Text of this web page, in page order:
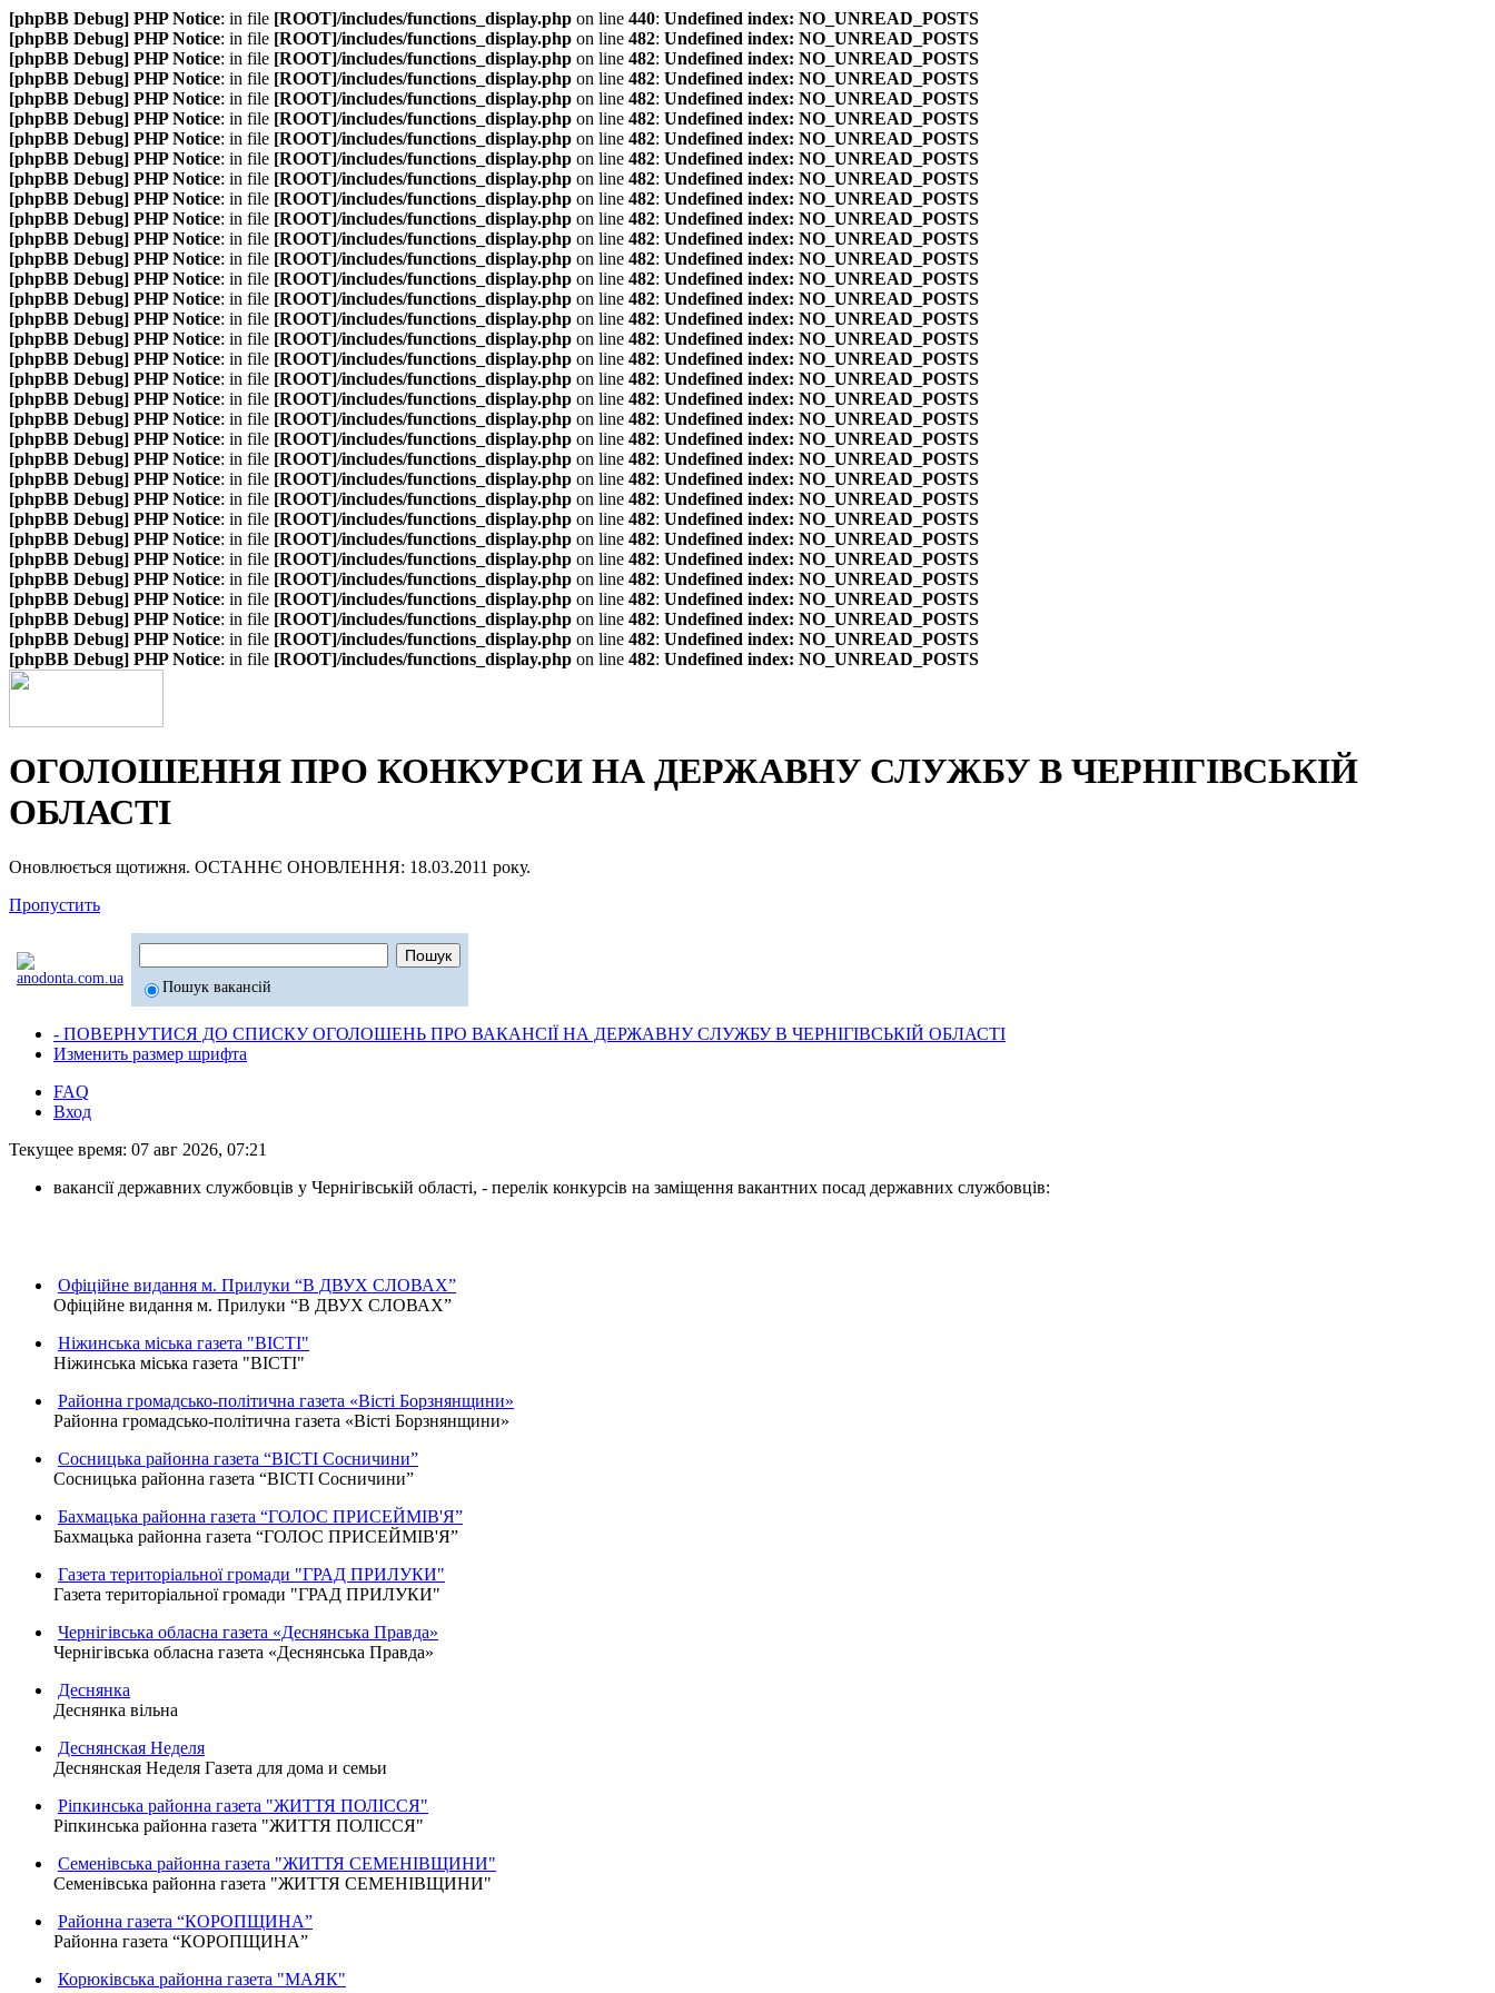
[phpBB Debug] PHP Notice: in file [ROOT]/includes/functions_display.php on line 440: Undefined index: NO_UNREAD_POSTS
[phpBB Debug] PHP Notice: in file [ROOT]/includes/functions_display.php on line 482: Undefined index: NO_UNREAD_POSTS
[phpBB Debug] PHP Notice: in file [ROOT]/includes/functions_display.php on line 482: Undefined index: NO_UNREAD_POSTS
[phpBB Debug] PHP Notice: in file [ROOT]/includes/functions_display.php on line 482: Undefined index: NO_UNREAD_POSTS
[phpBB Debug] PHP Notice: in file [ROOT]/includes/functions_display.php on line 482: Undefined index: NO_UNREAD_POSTS
[phpBB Debug] PHP Notice: in file [ROOT]/includes/functions_display.php on line 482: Undefined index: NO_UNREAD_POSTS
[phpBB Debug] PHP Notice: in file [ROOT]/includes/functions_display.php on line 482: Undefined index: NO_UNREAD_POSTS
[phpBB Debug] PHP Notice: in file [ROOT]/includes/functions_display.php on line 482: Undefined index: NO_UNREAD_POSTS
[phpBB Debug] PHP Notice: in file [ROOT]/includes/functions_display.php on line 482: Undefined index: NO_UNREAD_POSTS
[phpBB Debug] PHP Notice: in file [ROOT]/includes/functions_display.php on line 482: Undefined index: NO_UNREAD_POSTS
[phpBB Debug] PHP Notice: in file [ROOT]/includes/functions_display.php on line 482: Undefined index: NO_UNREAD_POSTS
[phpBB Debug] PHP Notice: in file [ROOT]/includes/functions_display.php on line 482: Undefined index: NO_UNREAD_POSTS
[phpBB Debug] PHP Notice: in file [ROOT]/includes/functions_display.php on line 482: Undefined index: NO_UNREAD_POSTS
[phpBB Debug] PHP Notice: in file [ROOT]/includes/functions_display.php on line 482: Undefined index: NO_UNREAD_POSTS
[phpBB Debug] PHP Notice: in file [ROOT]/includes/functions_display.php on line 482: Undefined index: NO_UNREAD_POSTS
[phpBB Debug] PHP Notice: in file [ROOT]/includes/functions_display.php on line 482: Undefined index: NO_UNREAD_POSTS
[phpBB Debug] PHP Notice: in file [ROOT]/includes/functions_display.php on line 482: Undefined index: NO_UNREAD_POSTS
[phpBB Debug] PHP Notice: in file [ROOT]/includes/functions_display.php on line 482: Undefined index: NO_UNREAD_POSTS
[phpBB Debug] PHP Notice: in file [ROOT]/includes/functions_display.php on line 482: Undefined index: NO_UNREAD_POSTS
[phpBB Debug] PHP Notice: in file [ROOT]/includes/functions_display.php on line 482: Undefined index: NO_UNREAD_POSTS
[phpBB Debug] PHP Notice: in file [ROOT]/includes/functions_display.php on line 482: Undefined index: NO_UNREAD_POSTS
[phpBB Debug] PHP Notice: in file [ROOT]/includes/functions_display.php on line 482: Undefined index: NO_UNREAD_POSTS
[phpBB Debug] PHP Notice: in file [ROOT]/includes/functions_display.php on line 482: Undefined index: NO_UNREAD_POSTS
[phpBB Debug] PHP Notice: in file [ROOT]/includes/functions_display.php on line 482: Undefined index: NO_UNREAD_POSTS
[phpBB Debug] PHP Notice: in file [ROOT]/includes/functions_display.php on line 482: Undefined index: NO_UNREAD_POSTS
[phpBB Debug] PHP Notice: in file [ROOT]/includes/functions_display.php on line 482: Undefined index: NO_UNREAD_POSTS
[phpBB Debug] PHP Notice: in file [ROOT]/includes/functions_display.php on line 482: Undefined index: NO_UNREAD_POSTS
[phpBB Debug] PHP Notice: in file [ROOT]/includes/functions_display.php on line 482: Undefined index: NO_UNREAD_POSTS
[phpBB Debug] PHP Notice: in file [ROOT]/includes/functions_display.php on line 482: Undefined index: NO_UNREAD_POSTS
[phpBB Debug] PHP Notice: in file [ROOT]/includes/functions_display.php on line 482: Undefined index: NO_UNREAD_POSTS
[phpBB Debug] PHP Notice: in file [ROOT]/includes/functions_display.php on line 482: Undefined index: NO_UNREAD_POSTS
[phpBB Debug] PHP Notice: in file [ROOT]/includes/functions_display.php on line 482: Undefined index: NO_UNREAD_POSTS
[phpBB Debug] PHP Notice: in file [ROOT]/includes/functions_display.php on line 482: Undefined index: NO_UNREAD_POSTS
ОГОЛОШЕННЯ ПРО КОНКУРСИ НА ДЕРЖАВНУ СЛУЖБУ В ЧЕРНІГІВСЬКІЙ
ОБЛАСТІ
Оновлюється щотижня. ОСТАННЄ ОНОВЛЕННЯ: 18.03.2011 року.
Пропустить
Пошук вакансій
- ПОВЕРНУТИСЯ ДО СПИСКУ ОГОЛОШЕНЬ ПРО ВАКАНСІЇ НА ДЕРЖАВНУ СЛУЖБУ В ЧЕРНІГІВСЬКІЙ ОБЛАСТІ
Изменить размер шрифта
FAQ
Вход
Текущее время: 07 авг 2026, 07:21
вакансії державних службовців у Чернігівській області, - перелік конкурсів на заміщення вакантних посад державних службовців:
Офіційне видання м. Прилуки “В ДВУХ СЛОВАХ”
Офіційне видання м. Прилуки “В ДВУХ СЛОВАХ”
Ніжинська міська газета "ВІСТІ"
Ніжинська міська газета "ВІСТІ"
Районна громадсько-політична газета «Вісті Борзнянщини»
Районна громадсько-політична газета «Вісті Борзнянщини»
Сосницька районна газета “ВІСТІ Сосничини”
Сосницька районна газета “ВІСТІ Сосничини”
Бахмацька районна газета “ГОЛОС ПРИСЕЙМІВ'Я”
Бахмацька районна газета “ГОЛОС ПРИСЕЙМІВ'Я”
Газета територіальної громади "ГРАД ПРИЛУКИ"
Газета територіальної громади "ГРАД ПРИЛУКИ"
Чернігівська обласна газета «Деснянська Правда»
Чернігівська обласна газета «Деснянська Правда»
Деснянка
Деснянка вільна
Деснянская Неделя
Деснянская Неделя Газета для дома и семьи
Ріпкинська районна газета "ЖИТТЯ ПОЛІССЯ"
Ріпкинська районна газета "ЖИТТЯ ПОЛІССЯ"
Семенівська районна газета "ЖИТТЯ СЕМЕНІВЩИНИ"
Семенівська районна газета "ЖИТТЯ СЕМЕНІВЩИНИ"
Районна газета “КОРОПЩИНА”
Районна газета “КОРОПЩИНА”
Корюківська районна газета "МАЯК"